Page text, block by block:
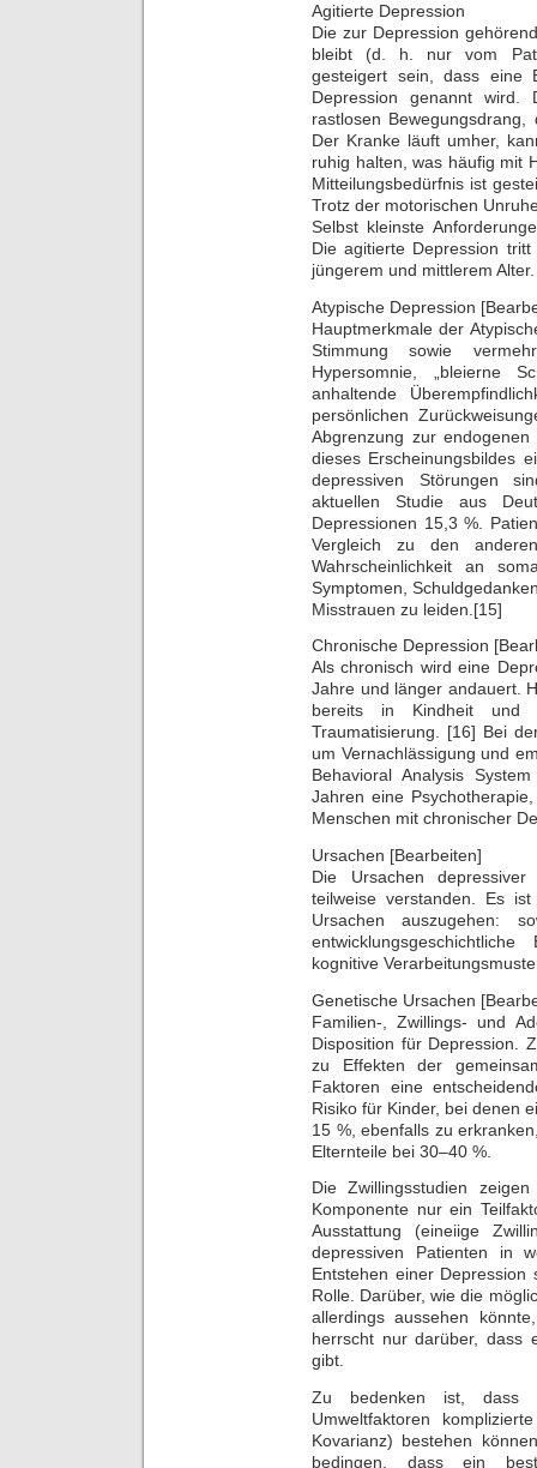
Agitierte Depression
Die zur Depression
bleibt (d. h. nur vom
gesteigert sein, dass eine
Depression genannt
rastlosen
Der Kranke läuft umher,
ruhig halten, was häufig mit
Mitteilungsbedürfnis ist
Trotz der motorischen
Selbst kleinste
Die agitierte Depression
jüngerem und mittlerem Alter.
Atypische Depression
Hauptmerkmale der
Stimmung sowie
Hypersomnie, „bleierne
anhaltende
persönlichen
Abgrenzung zur
dieses Erscheinungsbildes
depressiven Störungen
aktuellen Studie aus
Depressionen 15,3 %.
Vergleich zu den
Wahrscheinlichkeit an
Symptomen,
Misstrauen zu leiden.[15]
Chronische Depression
Als chronisch wird eine
Jahre und länger andauert.
bereits in Kindheit und
Traumatisierung. [16] Bei
um Vernachlässigung und
Behavioral Analysis
Jahren eine
Menschen mit chronischer
Ursachen [Bearbeiten]
Die Ursachen
teilweise verstanden. Es
Ursachen auszugehen:
kognitive
Genetische Ursachen
Familien-, Zwillings- und
Disposition für Depression.
zu Effekten der
Faktoren eine
Risiko für Kinder, bei denen
15 %, ebenfalls zu
Elternteile bei 30–40 %.
Die Zwillingsstudien
Komponente nur ein
Ausstattung (eineiige
depressiven Patienten in
Entstehen einer
Rolle. Darüber, wie die
allerdings aussehen
herrscht nur darüber, dass
gibt.
Zu bedenken ist, dass
Umweltfaktoren
Kovarianz) bestehen
bedingen, dass ein